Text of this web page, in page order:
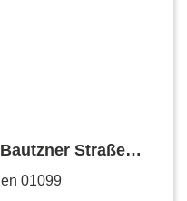
Straße
01099